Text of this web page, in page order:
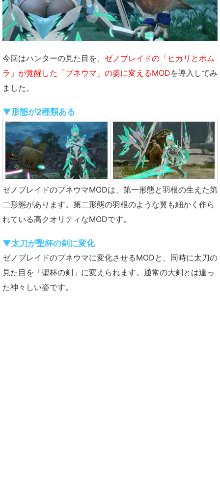
今回はハンターの見た目を、 ゼノブレイドの「ヒカリとホム
ラ」が覚醒した「プネウマ」の姿に変えるMODを導入してみ
ました。
▼形態が2種類ある
ゼノブレイドのプネウマMODは、第一形態と羽根の生えた第
二形態があります。第二形態の羽根のような翼も細かく作ら
れている高クオリティなMODです。
▼太刀が聖杯の剣に変化
ゼノブレイドのプネウマに変化させるMODと、同時に太刀の
見た目を「聖杯の剣」に変えられます。通常の大剣とは違っ
た神々しい姿です。